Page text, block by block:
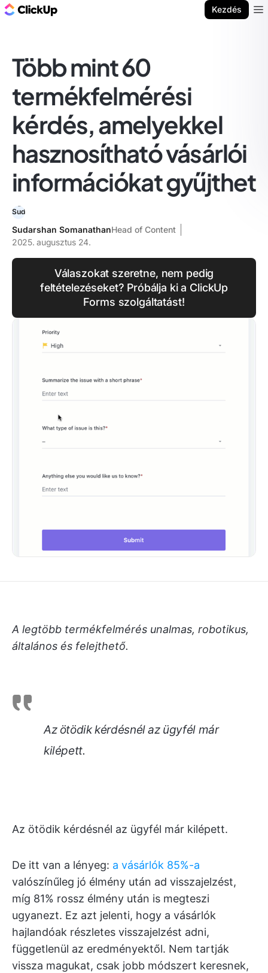
Kezdés
Több mint 60
termékfelmérési
kérdés, amelyekkel
hasznosítható vásárlói
információkat gyűjthet
Sudarshan SomanathanHead of Content
2025. augusztus 24.
Válaszokat szeretne, nem pedig
feltételezéseket? Próbálja ki a ClickUp
Forms szolgáltatást!
A legtöbb termékfelmérés unalmas, robotikus,
általános és felejthető.
Az ötödik kérdésnél az ügyfél már
kilépett.
Az ötödik kérdésnél az ügyfél már kilépett.
De itt van a lényeg: a vásárlók 85%-a
valószínűleg jó élmény után ad visszajelzést,
míg 81% rossz élmény után is megteszi
ugyanezt. Ez azt jelenti, hogy a vásárlók
hajlandóak részletes visszajelzést adni,
függetlenül az eredményektől. Nem tartják
vissza magukat, csak jobb módszert keresnek,